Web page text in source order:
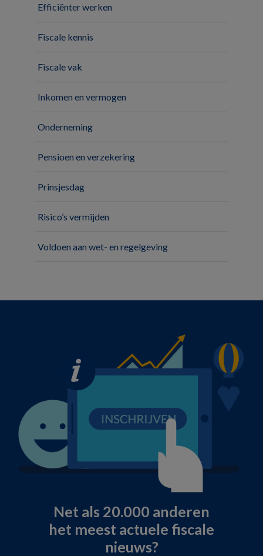
Efficiënter werken
Fiscale kennis
Fiscale vak
Inkomen en vermogen
Onderneming
Pensioen en verzekering
Prinsjesdag
Risico’s vermijden
Voldoen aan wet- en regelgeving
Net als 20.000 anderen
het meest actuele fiscale
nieuws?